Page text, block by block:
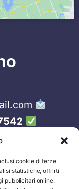
cookie di terze
statistiche, offrirti
pubblicitari online.